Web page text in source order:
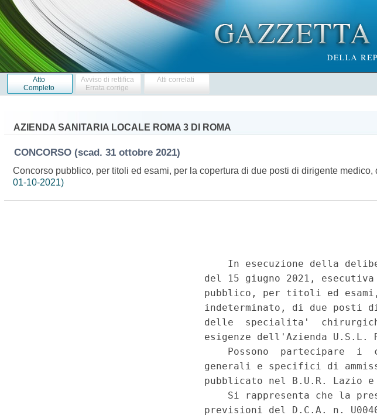
Atto
Completo
Avviso di rettifica
Errata corrige
Atti correlati
AZIENDA SANITARIA LOCALE ROMA 3 DI ROMA
CONCORSO (scad. 31 ottobre 2021)
Concorso pubblico, per titoli ed esami, per la copertura di due posti di dirigente
01-10-2021)